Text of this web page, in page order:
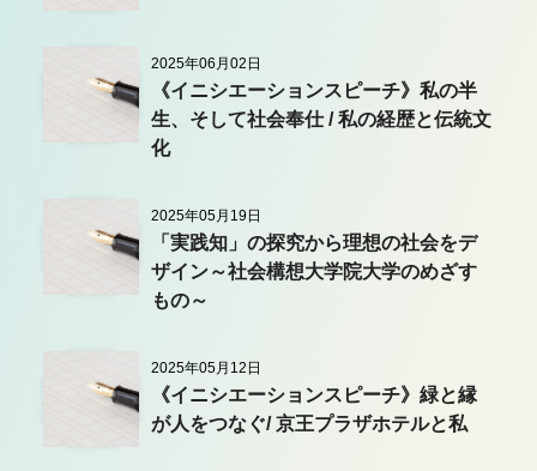
2025年06月02日
《イニシエーションスピーチ》私の半
生、そして社会奉仕 / 私の経歴と伝統文
化
2025年05月19日
「実践知」の探究から理想の社会をデ
ザイン～社会構想大学院大学のめざす
もの～
2025年05月12日
《イニシエーションスピーチ》緑と縁
が人をつなぐ/ 京王プラザホテルと私